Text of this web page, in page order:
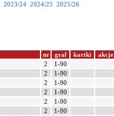
2023/24 2024/25 2025/26
nr grał kartki
akcje
2
1-90
2
1-90
2
1-90
2
1-90
2
1-90
2
1-90